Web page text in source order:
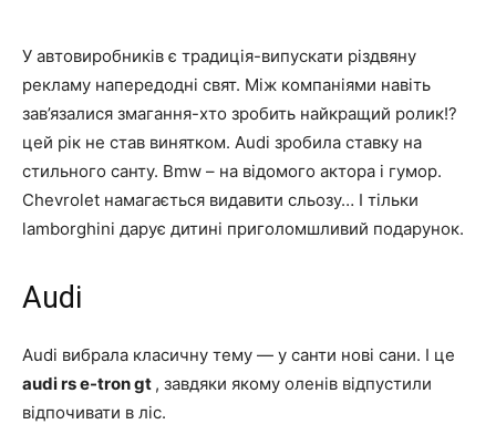
У автовиробників є традиція-випускати різдвяну
рекламу напередодні свят. Між компаніями навіть
зав’язалися змагання-хто зробить найкращий ролик!?
цей рік не став винятком. Audi зробила ставку на
стильного санту. Bmw – на відомого актора і гумор.
Chevrolet намагається видавити сльозу… І тільки
lamborghini дарує дитині приголомшливий подарунок.
Audi
Audi вибрала класичну тему — у санти нові сани. І це
audi rs e-tron gt , завдяки якому оленів відпустили
відпочивати в ліс.